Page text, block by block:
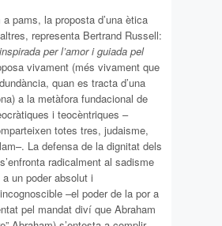
pams, la proposta d’una ètica
representa Bertrand Russell:
per l’amor i guiada pel
vivament (més vivament que
quan es tracta d’una
a la metàfora fundacional de
i teocèntriques –
totes tres, judaisme,
La defensa de la dignitat dels
radicalment al sadisme
un poder absolut i
–el poder de la por a
pel mandat diví que Abraham